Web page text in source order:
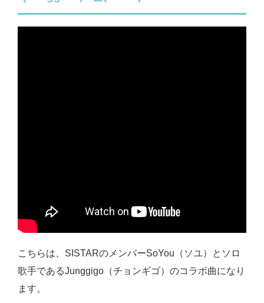
こちらは、SISTARのメンバーSoYou（ソユ）とソロ
歌手であるJunggigo（チョンギゴ）のコラボ曲になり
ます。